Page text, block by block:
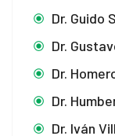
Dr. Guido
Dr.
Dr.
Dr.
Dr. Iván